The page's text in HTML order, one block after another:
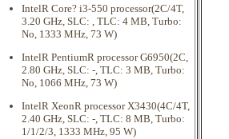
IntelR Core? i3-550 processor(2C/4T,
3.20 GHz, SLC: , TLC: 4 MB, Turbo:
No, 1333 MHz, 73 W)
IntelR PentiumR processor G6950(2C,
2.80 GHz, SLC: -, TLC: 3 MB, Turbo:
No, 1066 MHz, 73 W)
IntelR XeonR processor X3430(4C/4T,
2.40 GHz, SLC: -, TLC: 8 MB, Turbo:
1/1/2/3, 1333 MHz, 95 W)